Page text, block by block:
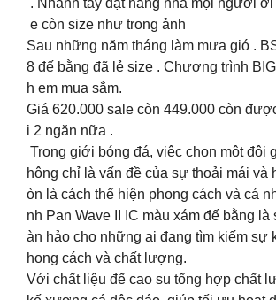
e còn size như trong ảnh
Sau những năm tháng làm mưa gió .
8 đế bằng đã lẻ size . Chương trình
h em mua sắm.
Giá 620.000 sale còn 449.000 còn
i 2 ngăn nữa .
Trong giới bóng đá, việc chọn một đôi
hông chỉ là vấn đề của sự thoải mái và
òn là cách thể hiện phong cách và cá
nh Pan Wave II IC màu xám đế bằng
àn hảo cho những ai đang tìm kiếm sự
hong cách và chất lượng.
Với chất liệu đế cao su tổng hợp chất